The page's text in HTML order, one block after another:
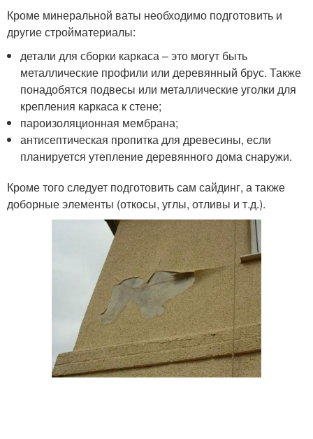
Кроме минеральной ваты необходимо подготовить и
другие стройматериалы:
детали для сборки каркаса – это могут быть
металлические профили или деревянный брус. Также
понадобятся подвесы или металлические уголки для
крепления каркаса к стене;
пароизоляционная мембрана;
антисептическая пропитка для древесины, если
планируется утепление деревянного дома снаружи.
Кроме того следует подготовить сам сайдинг, а также
доборные элементы (откосы, углы, отливы и т.д.).